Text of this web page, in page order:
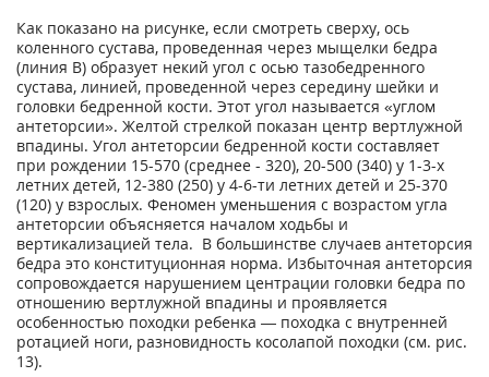
Как показано на рисунке, если смотреть сверху, ось
коленного сустава, проведенная через мыщелки бедра
(линия В) образует некий угол с осью тазобедренного
сустава, линией, проведенной через середину шейки и
головки бедренной кости. Этот угол называется «углом
антеторсии». Желтой стрелкой показан центр вертлужной
впадины. Угол антеторсии бедренной кости составляет
при рождении 15-570 (среднее - 320), 20-500 (340) у 1-3-х
летних детей, 12-380 (250) у 4-6-ти летних детей и 25-370
(120) у взрослых. Феномен уменьшения с возрастом угла
антеторсии объясняется началом ходьбы и
вертикализацией тела. В большинстве случаев антеторсия
бедра это конституционная норма. Избыточная антеторсия
сопровождается нарушением центрации головки бедра по
отношению вертлужной впадины и проявляется
особенностью походки ребенка — походка с внутренней
ротацией ноги, разновидность косолапой походки (см. рис.
13).